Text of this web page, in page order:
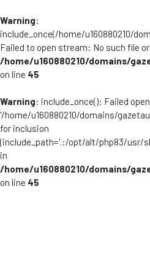
Warning:
include_once(/home/u160880210/
Failed to open stream: No such file
/home/u160880210/domains/
on line 45
Warning: include_once(): Failed
'/home/u160880210/domains/
for inclusion
(include_path='.:/opt/alt/php83/
in
/home/u160880210/domains/
on line 45